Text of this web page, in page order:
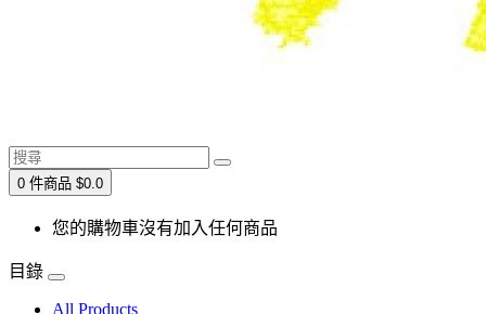
0 件商品 $0.0
您的購物車沒有加入任何商品
目錄
All Products